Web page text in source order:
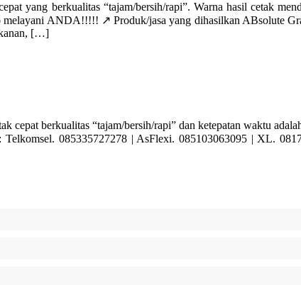
yang berkualitas “tajam/bersih/rapi”. Warna hasil cetak
ANDA!!!!! ↗️ Produk/jasa yang dihasilkan ABsolute
[…]
berkualitas “tajam/bersih/rapi” dan ketepatan waktu
085335727278 | AsFlexi. 085103063095 | XL.